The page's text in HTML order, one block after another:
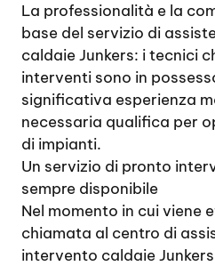
La professionalità e la
base del servizio di
caldaie Junkers: i tecnici
interventi sono in
significativa esperienza
necessaria qualifica per
di impianti.
Un servizio di pronto
sempre disponibile
Nel momento in cui viene
chiamata al centro di
intervento caldaie